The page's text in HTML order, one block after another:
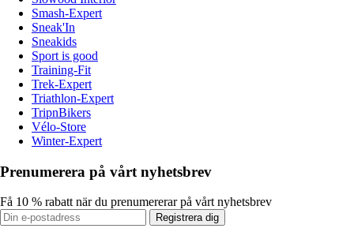
Smash-Expert
Sneak'In
Sneakids
Sport is good
Training-Fit
Trek-Expert
Triathlon-Expert
TripnBikers
Vélo-Store
Winter-Expert
Prenumerera på vårt nyhetsbrev
Få 10 % rabatt när du prenumererar på vårt nyhetsbrev
Registrera dig